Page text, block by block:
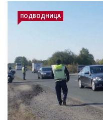
ПОДВОДНИЦА